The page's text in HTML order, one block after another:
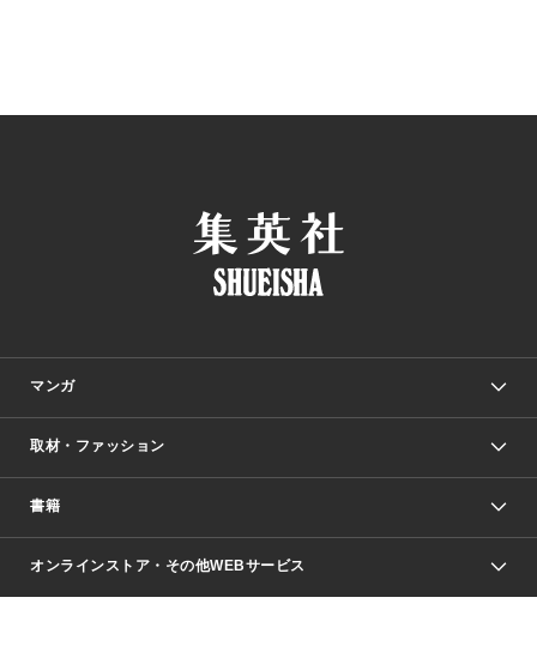
マンガ
少年マンガ
Vジャンプ
週刊ヤングジャンプ
少女マンガ
取材・ファッション
Seventeen
芸能・情報・スポーツ
書籍
文芸・文庫・総合
オンラインストア・その他WEBサービス